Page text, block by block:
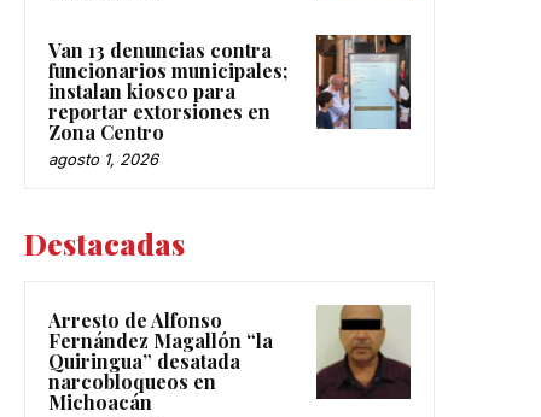
Van 13 denuncias contra
funcionarios municipales;
instalan kiosco para
reportar extorsiones en
Zona Centro
agosto 1, 2026
Destacadas
Arresto de Alfonso
Fernández Magallón “la
Quiringua” desatada
narcobloqueos en
Michoacán